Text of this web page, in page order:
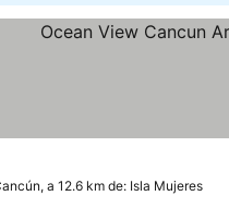
a 12.6 km de: Isla Mujeres